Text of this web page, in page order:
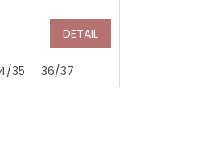
DETAIL
35 36/37